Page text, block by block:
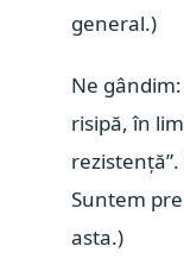
general.)
Ne
risipă, în
Suntem
asta.)